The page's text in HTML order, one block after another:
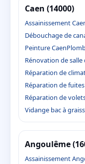
Caen (14000)
Assainissement
Débouchage de
Peinture Caen
Rénovation de salle
Réparation de
Réparation de fuites
Réparation de
Vidange bac à
Angoulême
Assainissement